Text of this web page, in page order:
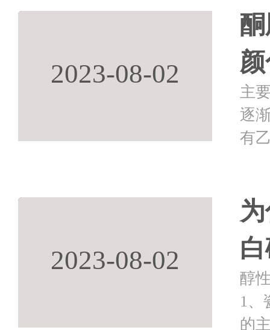
四
型
2023-08-02
主
逐
有
2023-08-02
醇
1、
的